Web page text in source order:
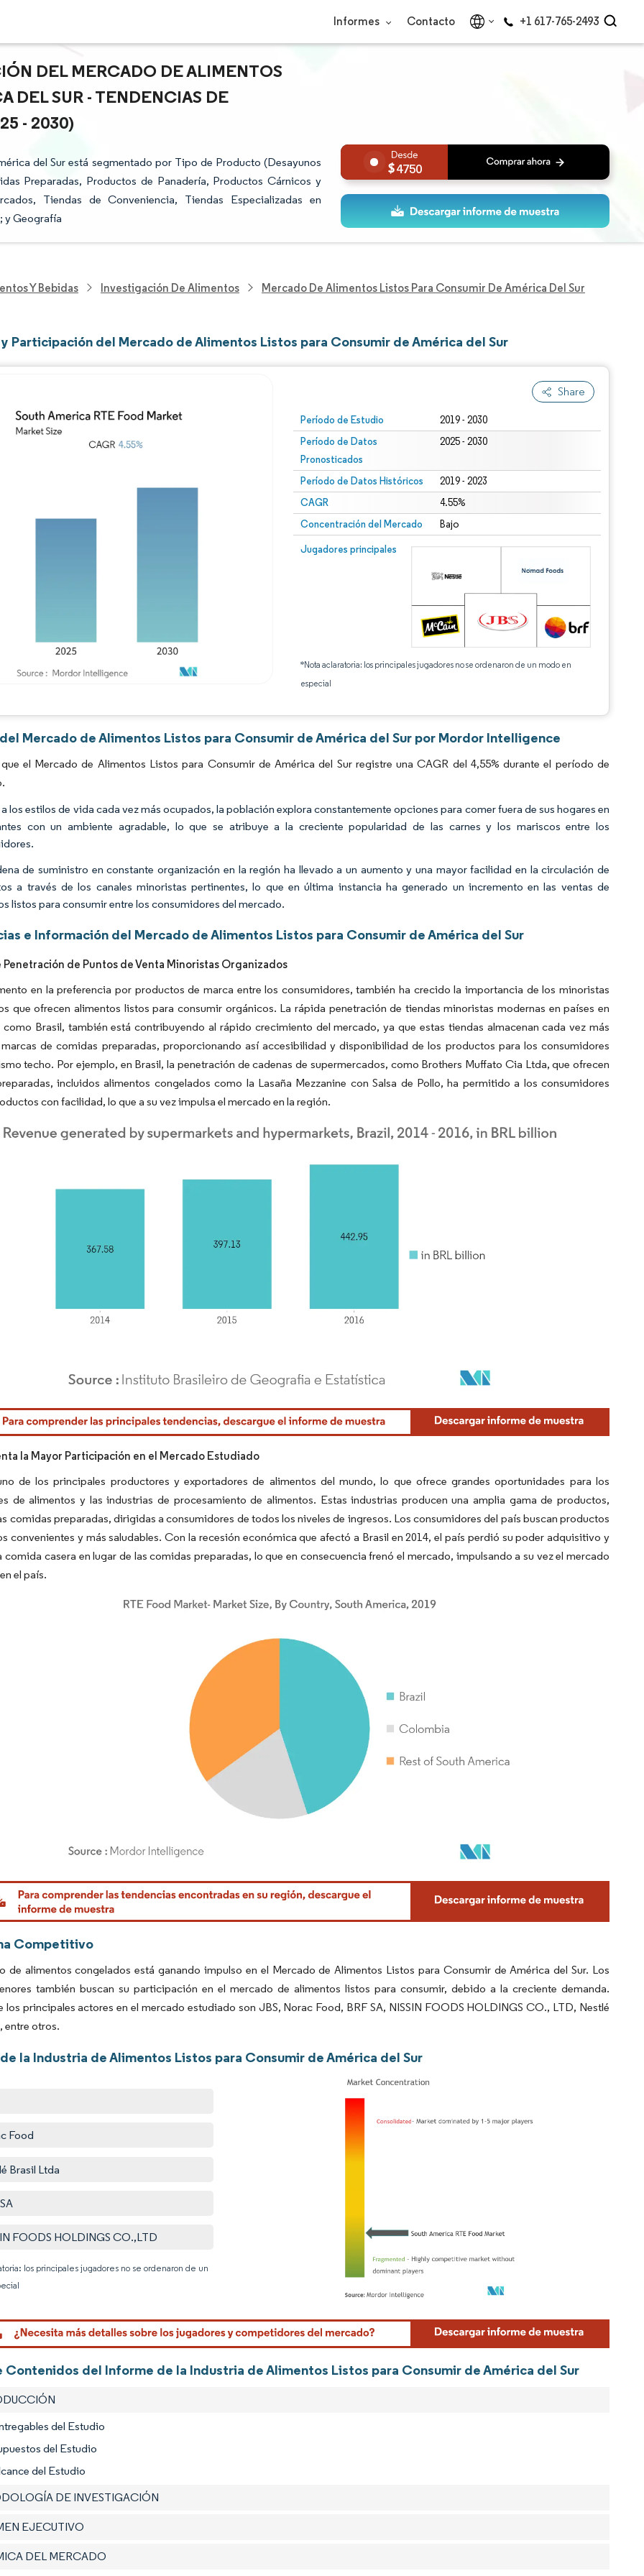
Informes Contacto +1 617-765-2493
DEL MERCADO DE ALIMENTOS
DEL SUR - TENDENCIAS DE
- 2030)
del Sur está segmentado por Tipo de Producto (Desayunos
Preparadas, Productos de Panadería, Productos Cárnicos y
Tiendas de Conveniencia, Tiendas Especializadas en
y Geografía
4750
Y Bebidas Investigación De Alimentos Mercado De Alimentos Listos Para Consumir De América Del Sur
y Participación del Mercado de Alimentos Listos para Consumir de América del Sur
Share
Período de Estudio 2019 - 2030
Período de Datos
Pronosticados
2025 - 2030
Período de Datos Históricos 2019 - 2023
CAGR 4.55%
Concentración del Mercado Bajo
Jugadores principales
*Nota aclaratoria: los principales jugadores no se ordenaron de un modo en
especial
Mercado de Alimentos Listos para Consumir de América del Sur por Mordor Intelligence
que el Mercado de Alimentos Listos para Consumir de América del Sur registre una CAGR del 4,55% durante el período de
los estilos de vida cada vez más ocupados, la población explora constantemente opciones para comer fuera de sus hogares en
con un ambiente agradable, lo que se atribuye a la creciente popularidad de las carnes y los mariscos entre los
de suministro en constante organización en la región ha llevado a un aumento y una mayor facilidad en la circulación de
a través de los canales minoristas pertinentes, lo que en última instancia ha generado un incremento en las ventas de
listos para consumir entre los consumidores del mercado.
e Información del Mercado de Alimentos Listos para Consumir de América del Sur
de Puntos de Venta Minoristas Organizados
en la preferencia por productos de marca entre los consumidores, también ha crecido la importancia de los minoristas
que ofrecen alimentos listos para consumir orgánicos. La rápida penetración de tiendas minoristas modernas en países en
como Brasil, también está contribuyendo al rápido crecimiento del mercado, ya que estas tiendas almacenan cada vez más
de comidas preparadas, proporcionando así accesibilidad y disponibilidad de los productos para los consumidores
techo. Por ejemplo, en Brasil, la penetración de cadenas de supermercados, como Brothers Muffato Cia Ltda, que ofrecen
incluidos alimentos congelados como la Lasaña Mezzanine con Salsa de Pollo, ha permitido a los consumidores
con facilidad, lo que a su vez impulsa el mercado en la región.
Intelligence. El uso requiere atribución según CC BY 4.0.
la Mayor Participación en el Mercado Estudiado
de los principales productores y exportadores de alimentos del mundo, lo que ofrece grandes oportunidades para los
de alimentos y las industrias de procesamiento de alimentos. Estas industrias producen una amplia gama de productos,
comidas preparadas, dirigidas a consumidores de todos los niveles de ingresos. Los consumidores del país buscan productos
convenientes y más saludables. Con la recesión económica que afectó a Brasil en 2014, el país perdió su poder adquisitivo y
comida casera en lugar de las comidas preparadas, lo que en consecuencia frenó el mercado, impulsando a su vez el mercado
el país.
Intelligence. El uso requiere atribución según CC BY 4.0.
Competitivo
de alimentos congelados está ganando impulso en el Mercado de Alimentos Listos para Consumir de América del Sur. Los
también buscan su participación en el mercado de alimentos listos para consumir, debido a la creciente demanda.
los principales actores en el mercado estudiado son JBS, Norac Food, BRF SA, NISSIN FOODS HOLDINGS CO., LTD, Nestlé
entre otros.
la Industria de Alimentos Listos para Consumir de América del Sur
Food
Brasil Ltda
FOODS HOLDINGS CO.,LTD
los principales jugadores no se ordenaron de un
Imagen © Mordor Intelligence. El uso requiere atribución según CC BY 4.0.
Contenidos del Informe de la Industria de Alimentos Listos para Consumir de América del Sur
del Estudio
del Estudio
del Estudio
DE INVESTIGACIÓN
EJECUTIVO
DEL MERCADO